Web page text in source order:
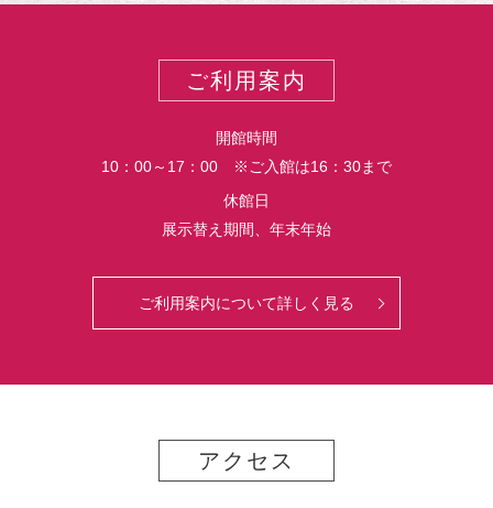
ご利用案内
開館時間
10：00～17：00 ※ご入館は16：30まで
休館日
展示替え期間、年末年始
ご利用案内について詳しく見る
アクセス